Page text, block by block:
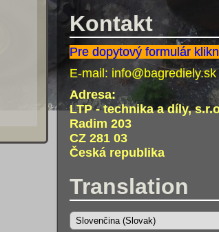
Kontakt
Pre dopytový formulár
E-mail: info@bagrediely.sk
Adresa:
LTP - technika a díly,
Radim 203
CZ 281 03
Česká republika
Translation